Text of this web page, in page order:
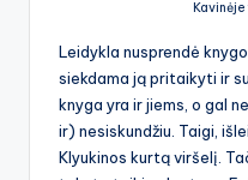
Leidykla nusprendė
siekdama ją pritaikyti ir
knyga yra ir jiems, o gal
ir) nesiskundžiu. Taigi,
Klyukinos kurtą viršelį.